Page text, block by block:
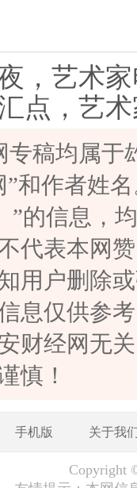
，艺术
点，艺
专稿均属于
和作者姓
”的信息，
代表本网
用户删除
息仅供参
财经网无
慎！
手机版 关于我
Copyright